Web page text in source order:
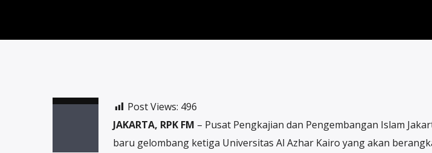
Post Views: 496
JAKARTA, RPK FM – Pusat Pengkajian dan Pengembangan Islam
baru gelombang ketiga Universitas Al Azhar Kairo yang akan